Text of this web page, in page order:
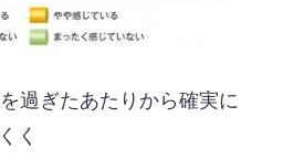
過ぎたあたりから確実に
く